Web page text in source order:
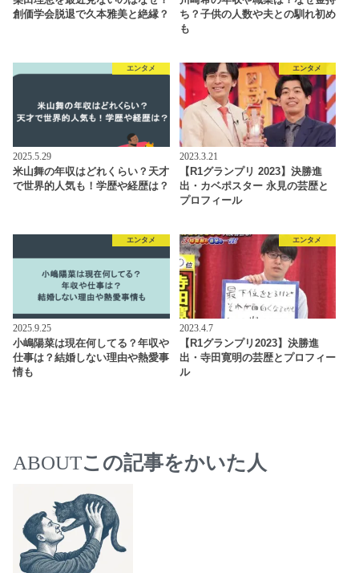
創価学会脱退で久本雅美と絶縁？
ち？子供の人数や夫との馴れ初め
も
エンタメ
2025.5.29
米山舞の年収はどれくらい？天才
で世界的人気も！学歴や経歴は？
エンタメ
2023.3.21
【R1グランプリ 2023】決勝進
出・カベポスター 永見の芸歴と
プロフィール
エンタメ
2025.9.25
小嶋陽菜は現在何してる？年収や
仕事は？結婚しない理由や熱愛事
情も
エンタメ
2023.4.7
【R1グランプリ2023】決勝進
出・寺田寛明の芸歴とプロフィー
ル
ABOUTこの記事をかいた人